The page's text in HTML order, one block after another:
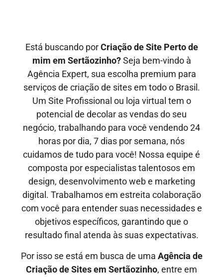
Está buscando porCriação de Site Perto de
mim em Sertãozinho?Seja bem-vindo à
Agência Expert, sua escolha premium para
serviços de criação de sites em todo o Brasil.
Um Site Profissional ou loja virtual tem o
potencial de decolar as vendas do seu
negócio, trabalhando para você vendendo 24
horas por dia, 7 dias por semana, nós
cuidamos de tudo para você! Nossa equipe é
composta por especialistas talentosos em
design, desenvolvimento web e marketing
digital. Trabalhamos em estreita colaboração
com você para entender suas necessidades e
objetivos específicos, garantindo que o
resultado final atenda às suas expectativas.
Por isso se está em busca de uma Agência de
Criação de Sites em Sertãozinho, entre em